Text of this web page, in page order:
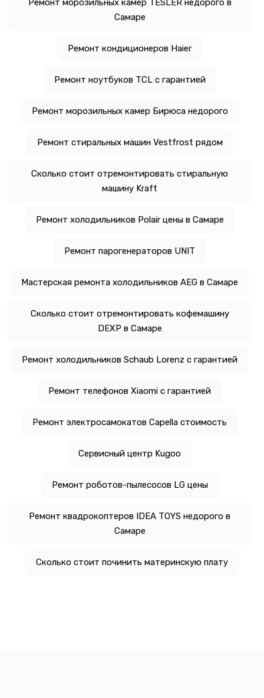
Самаре
Ремонт кондиционеров Haier
Ремонт ноутбуков TCL с гарантией
Ремонт морозильных камер Бирюса недорого
Ремонт стиральных машин Vestfrost рядом
Сколько стоит отремонтировать стиральную
машину Kraft
Ремонт холодильников Polair цены в Самаре
Ремонт парогенераторов UNIT
Мастерская ремонта холодильников AEG в Самаре
Сколько стоит отремонтировать кофемашину
DEXP в Самаре
Ремонт холодильников Schaub Lorenz с гарантией
Ремонт телефонов Xiaomi с гарантией
Ремонт электросамокатов Capella стоимость
Сервисный центр Kugoo
Ремонт роботов-пылесосов LG цены
Ремонт квадрокоптеров IDEA TOYS недорого в
Самаре
Сколько стоит починить материнскую плату